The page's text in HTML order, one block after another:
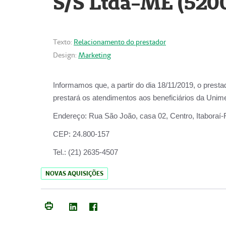
Texto: Relacionamento do prestador
Design: Marketing
Informamos que, a partir do dia 18/11/2019, o
prestará os atendimentos aos beneficiários da
Endereço: Rua São João, casa 02, Centro, Itaboraí-
CEP: 24.800-157
Tel.: (21) 2635-4507
NOVAS AQUISIÇÕES